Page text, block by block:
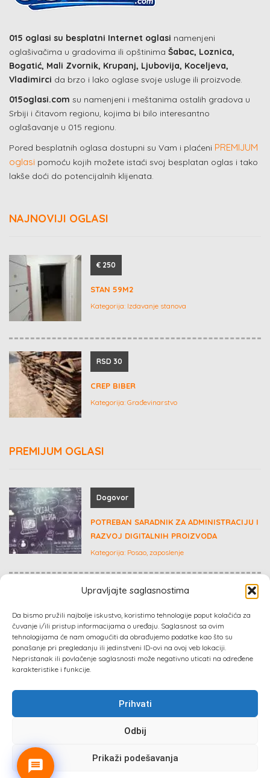
Upravljajte saglasnostima
Da bismo pružili najbolje iskustvo, koristimo tehnologije poput kolačića za
čuvanje i/ili pristup informacijama o uređaju. Saglasnost sa ovim
tehnologijama će nam omogućiti da obrađujemo podatke kao što su
ponašanje pri pregledanju ili jedinstveni ID-ovi na ovoj veb lokaciji.
Nepristanak ili povlačenje saglasnosti može negativno uticati na određene
karakteristike i funkcije.
Prihvati
Odbij
Prikaži podešavanja
015 oglasi su besplatni Internet oglasi namenjeni
oglašivačima u gradovima ili opštinima Šabac, Loznica,
Bogatić, Mali Zvornik, Krupanj, Ljubovija, Koceljeva,
Vladimirci da brzo i lako oglase svoje usluge ili proizvode.
015oglasi.com su namenjeni i meštanima ostalih gradova u
Srbiji i čitavom regionu, kojima bi bilo interesantno
oglašavanje u 015 regionu.
Pored besplatnih oglasa dostupni su Vam i plaćeni PREMIJUM
oglasi pomoću kojih možete istaći svoj besplatan oglas i tako
lakše doći do potencijalnih klijenata.
NAJNOVIJI OGLASI
€ 250
STAN 59M2
Kategorija: Izdavanje stanova
RSD 30
CREP BIBER
Kategorija: Građevinarstvo
PREMIJUM OGLASI
Dogovor
POTREBAN SARADNIK ZA ADMINISTRACIJU I
RAZVOJ DIGITALNIH PROIZVODA
Kategorija: Posao, zaposlenje
GARSONJERA
Marketing & PR
Prati nas :